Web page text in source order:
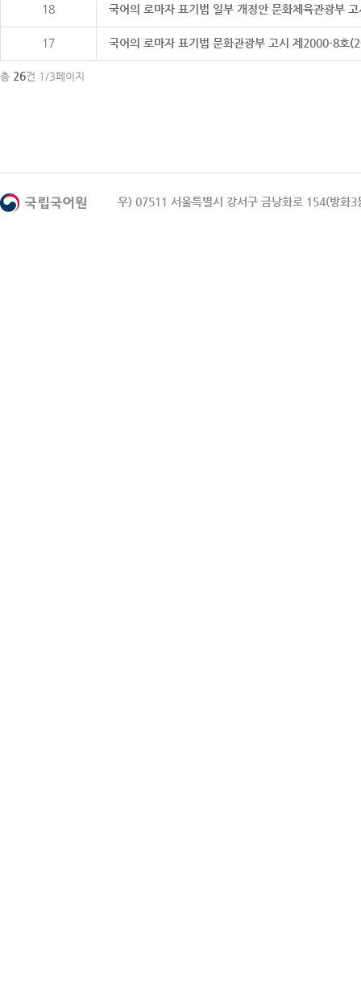
18 국어의 로마자 표기법 일부 개정안 문화체육관광부
17 국어의 로마자 표기법 문화관광부 고시 제2000-8호
총 26건 1/3페이지
우) 07511 서울특별시 강서구 금낭화로 154(방화3